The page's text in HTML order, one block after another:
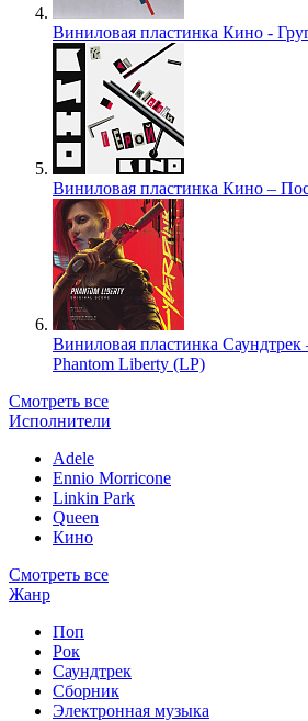
Виниловая пластинка Кино -
Виниловая пластинка Кино –
Виниловая пластинка Саундтрек
Phantom Liberty (LP)
Смотреть все
Исполнители
Adele
Ennio Morricone
Linkin Park
Queen
Кино
Смотреть все
Жанр
Поп
Рок
Саундтрек
Сборник
Электронная музыка